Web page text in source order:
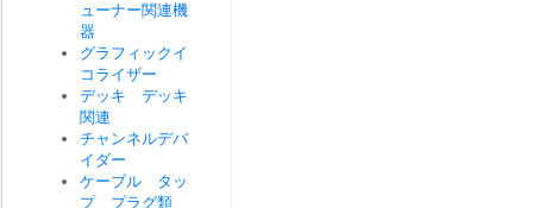
ューナー関連機
器
グラフィックイ
コライザー
デッキ デッキ
関連
チャンネルデバ
イダー
ケーブル タッ
プ プラグ類